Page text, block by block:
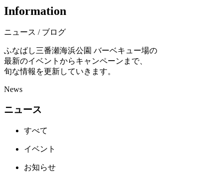
Information
ニュース / ブログ
ふなばし三番瀬海浜公園 バーベキュー場の
最新のイベントからキャンペーンまで、
旬な情報を更新していきます。
News
ニュース
すべて
イベント
お知らせ